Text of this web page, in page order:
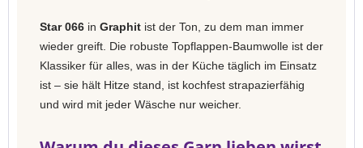
Star 066 in Graphit ist der Ton, zu dem man immer
wieder greift. Die robuste Topflappen-Baumwolle ist der
Klassiker für alles, was in der Küche täglich im Einsatz
ist – sie hält Hitze stand, ist kochfest strapazierfähig
und wird mit jeder Wäsche nur weicher.